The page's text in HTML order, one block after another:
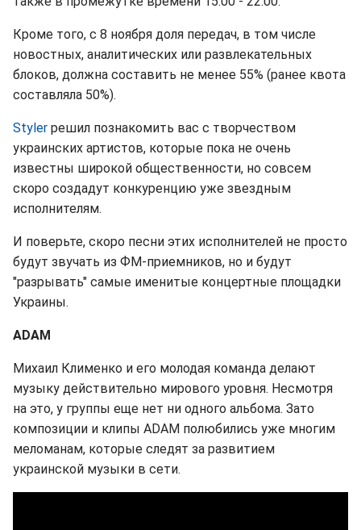
Кроме того, с 8 ноября доля передач, в том числе
новостных, аналитических или развлекательных
блоков, должна составить не менее 55% (ранее квота
составляла 50%).
Styler решил познакомить вас с творчеством
украинских артистов, которые пока не очень
известны широкой общественности, но совсем
скоро создадут конкуренцию уже звездным
исполнителям.
И поверьте, скоро песни этих исполнителей не просто
будут звучать из ФМ-приемников, но и будут
"разрывать" самые именитые концертные площадки
Украины.
ADAM
Михаил Клименко и его молодая команда делают
музыку действительно мирового уровня. Несмотря
на это, у группы еще нет ни одного альбома. Зато
композиции и клипы ADAM полюбились уже многим
меломанам, которые следят за развитием
украинской музыки в сети.